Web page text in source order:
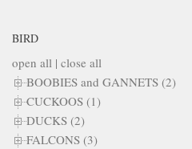
BIRD
open all | close all
BOOBIES and GANNETS (2)
CUCKOOS (1)
DUCKS (2)
FALCONS (3)